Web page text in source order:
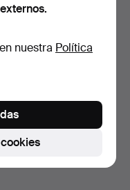
nuestra Política